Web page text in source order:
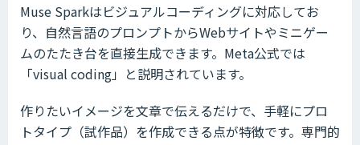
Muse Sparkはビジュアルコーディングに対応してお
り、自然言語のプロンプトからWebサイトやミニゲー
ムのたたき台を直接生成できます。Meta公式では
「visual coding」と説明されています。
作りたいイメージを文章で伝えるだけで、手軽にプロ
トタイプ（試作品）を作成できる点が特徴です。専門的